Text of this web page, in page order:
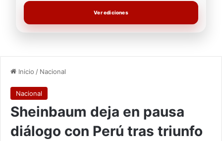
Ver ediciones
Inicio / Nacional
Nacional
Sheinbaum deja en pausa
diálogo con Perú tras triunfo